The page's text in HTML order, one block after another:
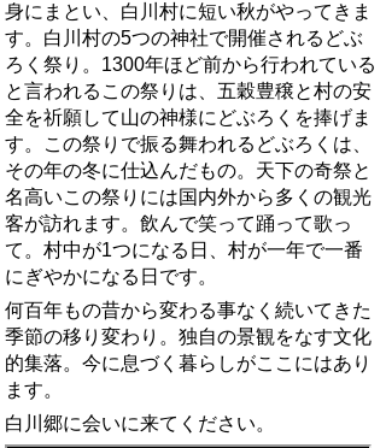
身にまとい、白川村に短い秋がやってきま
す。白川­村の5つの神社で開催されるどぶ
ろく祭り。1300年ほど前から行われている
と言われ­るこの祭りは、五穀豊穣と村の安
全を祈願して山の神様にどぶろくを捧げま
す。この祭り­で振る舞われるどぶろくは、
その年の冬に仕込んだもの。天下の奇祭と
名高いこの祭りに­は国内外から多くの観光
客が訪れます。飲んで笑って踊って歌っ
て。村中が1つになる日­、村が一年で一番
にぎやかになる日です。
何百年もの昔から変わる事なく続いてきた
季節の移り変わり。独自の景観をなす文化
的集­落。今に息づく暮らしがここにはあり
ます。
白川郷に会いに来てください。